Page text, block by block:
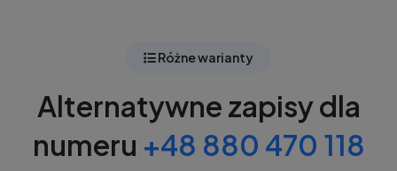
Różne warianty
Alternatywne zapisy dla
numeru +48 880 470 118